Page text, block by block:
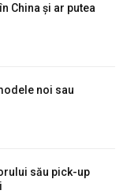
China și ar putea
noi sau
său pick-up